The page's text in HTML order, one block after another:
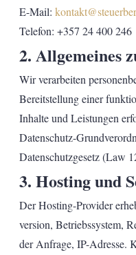
E-Mail:
Telefon: +357 24 400 246
2. Allgemeines
Wir verarbeiten
Bereitstellung einer
Inhalte und Leistungen
Datenschutz-
Datenschutzgesetz (Law
3. Hosting und
Der Hosting-Provider
version, Betriebssystem,
der Anfrage, IP-Adresse.